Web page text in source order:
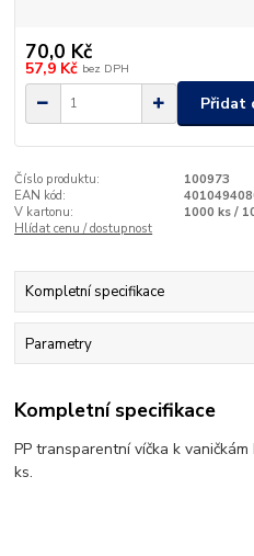
70,0 Kč
57,9 Kč bez DPH
Přidat
Číslo produktu:
100973
EAN kód:
V kartonu:
1000 ks /
Hlídat cenu / dostupnost
Kompletní specifikace
Parametry
Kompletní specifikace
PP transparentní víčka k
ks.